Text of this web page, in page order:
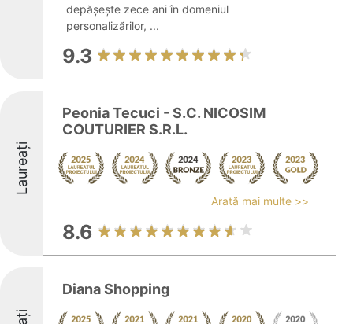
depășește zece ani în domeniul
personalizărilor, ...
9.3
Laureați
Peonia Tecuci - S.C. NICOSIM
COUTURIER S.R.L.
Arată mai multe >>
8.6
Diana Shopping